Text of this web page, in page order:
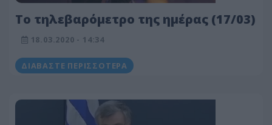
Το τηλεβαρόμετρο της ημέρας (17/03)
18.03.2020 - 14:34
ΔΙΑΒΆΣΤΕ ΠΕΡΙΣΣΌΤΕΡΑ